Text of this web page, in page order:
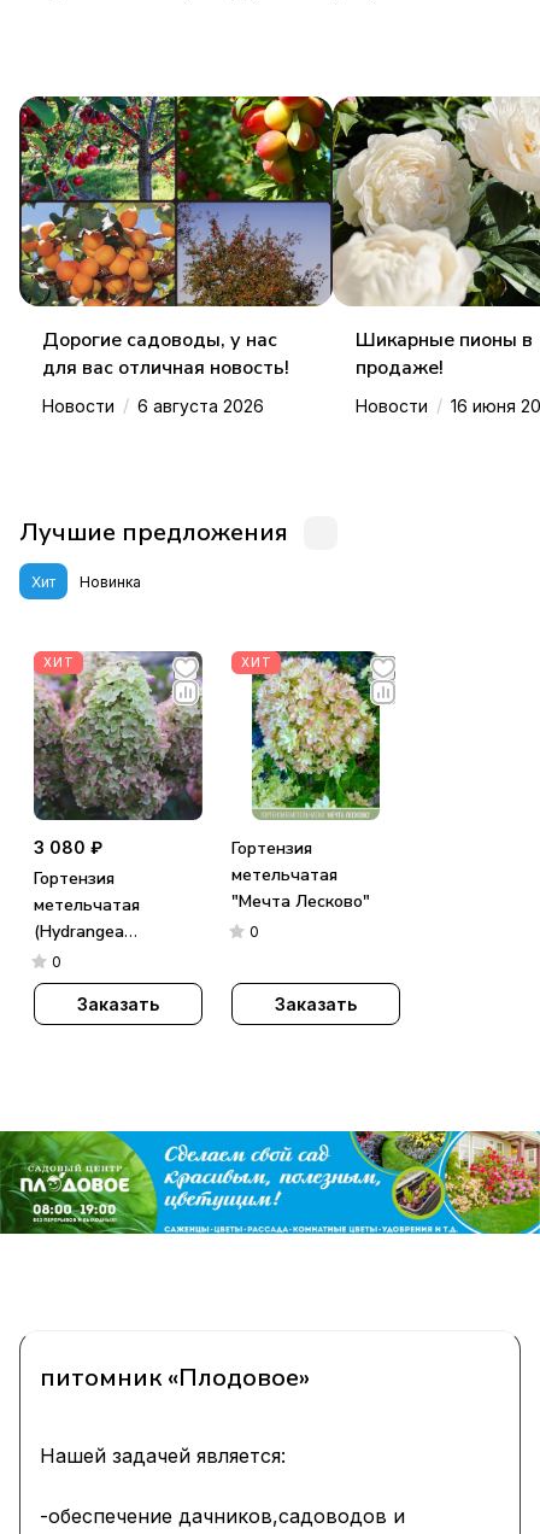
Дорогие садоводы, у нас
для вас отличная новость!
Новости / 6 августа 2026
Шикарные пионы в
продаже!
Новости / 16 июня
Лучшие предложения
Хит Новинка
ХИТ
3 080 ₽
Гортензия
метельчатая
(Hydrangea
paniculata)
«Metallica»
0
Заказать
ХИТ
Гортензия
метельчатая
"Мечта Лесково"
0
Заказать
питомник «Плодовое»
Нашей задачей является:
-обеспечение дачников,садоводов и